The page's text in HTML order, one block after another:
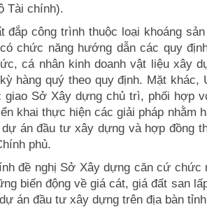
Tài chính).
đắp công trình thuộc loại khoáng
chức năng hướng dẫn các quy
cá nhân kinh doanh vật liệu xây
hàng quý theo quy định. Mặt khác,
giao Sở Xây dựng chủ trì, phối hợp
khai thực hiện các giải pháp nhằm
án đầu tư xây dựng và hợp đồng
phủ.
đề nghị Sở Xây dựng căn cứ chức
biến động về giá cát, giá đất san
án đầu tư xây dựng trên địa bàn